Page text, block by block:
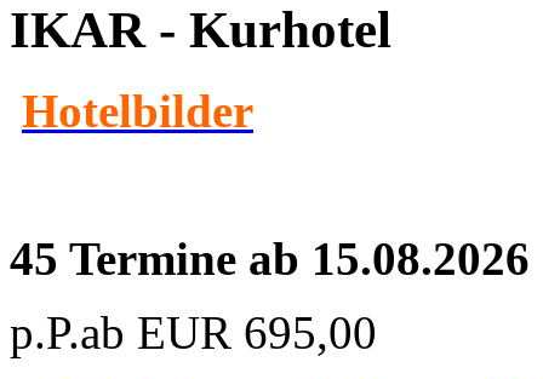
IKAR - Kurhotel
Hotelbilder
45 Termine ab 15.08.2026
p.P.ab EUR 695,00